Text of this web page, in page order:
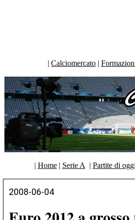
| Calciomercato |
| Home| Serie A | Partite di
2008-06-04